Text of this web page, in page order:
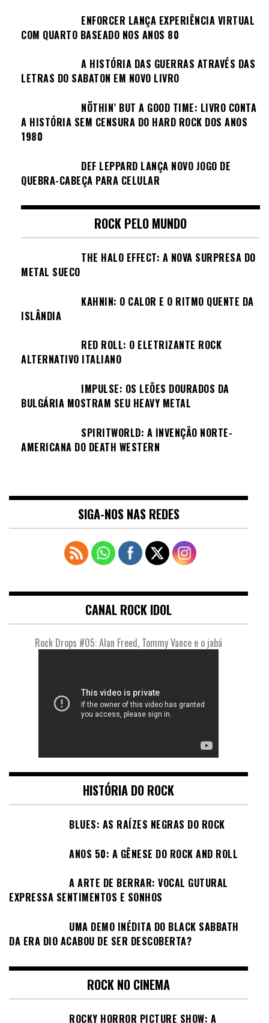
ENFORCER LANÇA EXPERIÊNCIA VIRTUAL
COM QUARTO BASEADO NOS ANOS 80
A HISTÓRIA DAS GUERRAS ATRAVÉS DAS
LETRAS DO SABATON EM NOVO LIVRO
NÖTHIN’ BUT A GOOD TIME: LIVRO CONTA
A HISTÓRIA SEM CENSURA DO HARD ROCK DOS ANOS
1980
DEF LEPPARD LANÇA NOVO JOGO DE
QUEBRA-CABEÇA PARA CELULAR
ROCK PELO MUNDO
THE HALO EFFECT: A NOVA SURPRESA DO
METAL SUECO
KAHNIN: O CALOR E O RITMO QUENTE DA
ISLÂNDIA
RED ROLL: O ELETRIZANTE ROCK
ALTERNATIVO ITALIANO
IMPULSE: OS LEÕES DOURADOS DA
BULGÁRIA MOSTRAM SEU HEAVY METAL
SPIRITWORLD: A INVENÇÃO NORTE-
AMERICANA DO DEATH WESTERN
SIGA-NOS NAS REDES
CANAL ROCK IDOL
Rock Drops #05: Alan Freed, Tommy Vance e o jabá
HISTÓRIA DO ROCK
BLUES: AS RAÍZES NEGRAS DO ROCK
ANOS 50: A GÊNESE DO ROCK AND ROLL
A ARTE DE BERRAR: VOCAL GUTURAL
EXPRESSA SENTIMENTOS E SONHOS
UMA DEMO INÉDITA DO BLACK SABBATH
DA ERA DIO ACABOU DE SER DESCOBERTA?
ROCK NO CINEMA
ROCKY HORROR PICTURE SHOW: A